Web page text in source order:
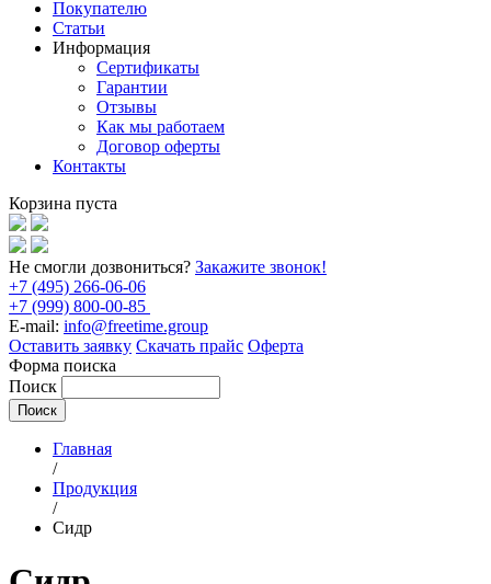
Покупателю
Статьи
Информация
Сертификаты
Гарантии
Отзывы
Как мы работаем
Договор оферты
Контакты
Корзина пуста
Не смогли дозвониться? Закажите звонок!
+7 (495) 266-06-06
+7 (999) 800-00-85
E-mail: info@freetime.group
Оставить заявку Скачать прайс Оферта
Форма поиска
Поиск
Главная
/
Продукция
/
Сидр